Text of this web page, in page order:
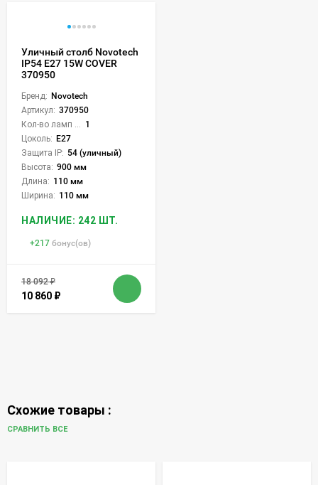
Уличный столб Novotech
IP54 E27 15W COVER
370950
Бренд: Novotech
Артикул: 370950
1
Цоколь: E27
Защита IP: 54 (уличный)
Высота: 900 мм
Длина: 110 мм
Ширина: 110 мм
НАЛИЧИЕ: 242 ШТ.
+217 бонус(ов)
18 092₽
10 860 ₽
Схожие товары :
СРАВНИТЬ ВСЕ